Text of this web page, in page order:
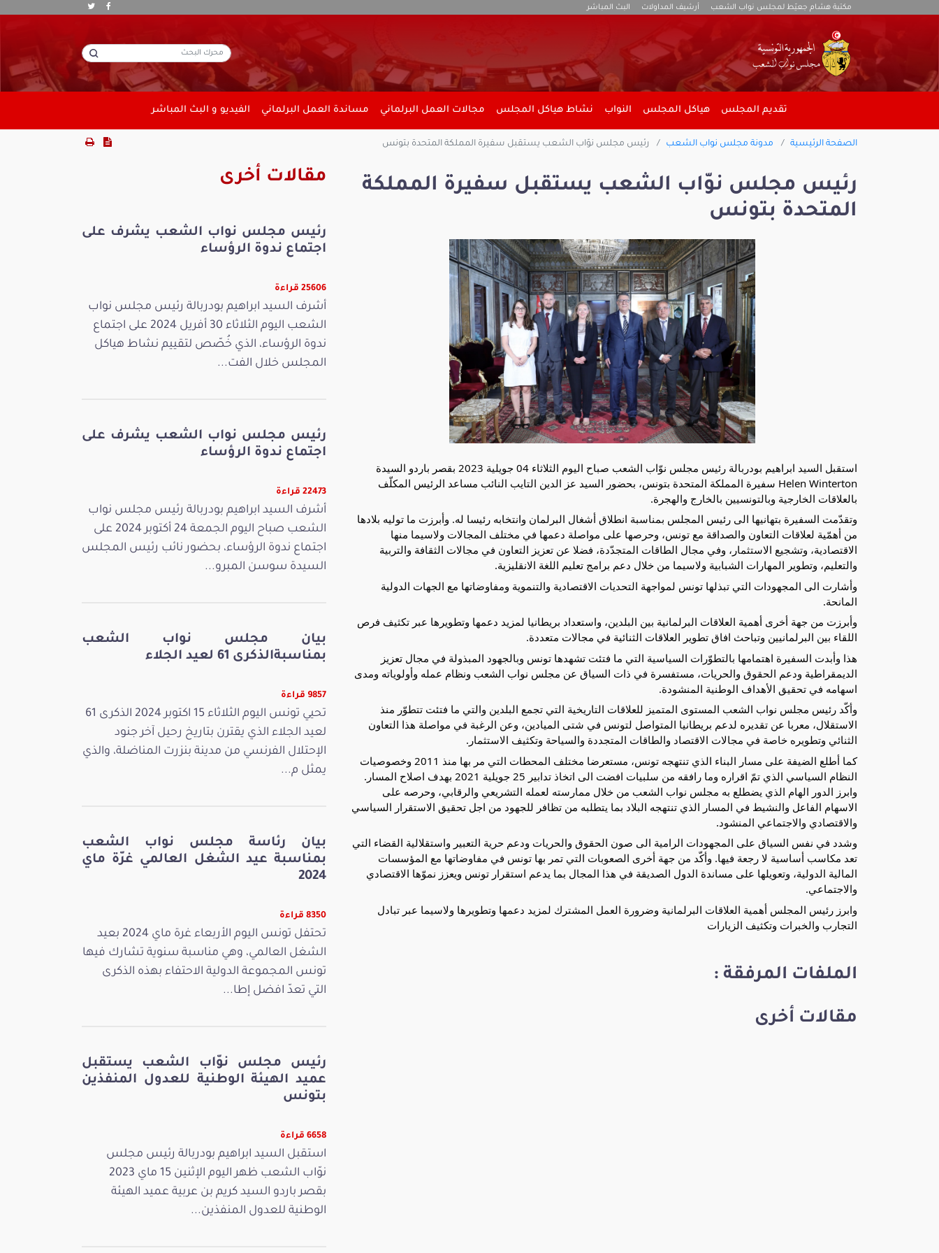
مكتبة هشام جعيّط لمجلس نواب الشعب أرشيف المداولات البث المباشر
تقديم المجلس هياكل المجلس النواب نشاط هياكل المجلس مجالات العمل البرلماني مساندة العمل البرلماني الفيديو و البث المباشر
الصفحة الرئيسية مدونة مجلس نواب الشعب رئيس مجلس نوّاب الشعب يستقبل سفيرة المملكة المتحدة بتونس
رئيس مجلس نوّاب الشعب يستقبل سفيرة المملكة
المتحدة بتونس
استقبل السيد ابراهيم بودربالة رئيس مجلس نوّاب الشعب صباح اليوم الثلاثاء 04 جويلية 2023 بقصر باردو السيدة
Helen Winterton سفيرة المملكة المتحدة بتونس، بحضور السيد عز الدين التايب النائب مساعد الرئيس المكلّف
بالعلاقات الخارجية وبالتونسيين بالخارج والهجرة.
وتقدّمت السفيرة بتهانيها الى رئيس المجلس بمناسبة انطلاق أشغال البرلمان وانتخابه رئيسا له. وأبرزت ما توليه بلادها
من أهمّية لعلاقات التعاون والصداقة مع تونس، وحرصها على مواصلة دعمها في مختلف المجالات ولاسيما منها
الاقتصادية، وتشجيع الاستثمار، وفي مجال الطاقات المتجدّدة، فضلا عن تعزيز التعاون في مجالات الثقافة والتربية
والتعليم، وتطوير المهارات الشبابية ولاسيما من خلال دعم برامج تعليم اللغة الانقليزية.
وأشارت الى المجهودات التي تبذلها تونس لمواجهة التحديات الاقتصادية والتنموية ومفاوضاتها مع الجهات الدولية
المانحة.
وأبرزت من جهة أخرى أهمية العلاقات البرلمانية بين البلدين، واستعداد بريطانيا لمزيد دعمها وتطويرها عبر تكثيف فرص
اللقاء بين البرلمانيين وتباحث افاق تطوير العلاقات الثنائية في مجالات متعددة.
هذا وأبدت السفيرة اهتمامها بالتطوّرات السياسية التي ما فتئت تشهدها تونس وبالجهود المبذولة في مجال تعزيز
الديمقراطية ودعم الحقوق والحريات، مستفسرة في ذات السياق عن مجلس نواب الشعب ونظام عمله وأولوياته ومدى
اسهامه في تحقيق الأهداف الوطنية المنشودة.
وأكّد رئيس مجلس نواب الشعب المستوى المتميز للعلاقات التاريخية التي تجمع البلدين والتي ما فتئت تتطوّر منذ
الاستقلال، معربا عن تقديره لدعم بريطانيا المتواصل لتونس في شتى الميادين، وعن الرغبة في مواصلة هذا التعاون
الثنائي وتطويره خاصة في مجالات الاقتصاد والطاقات المتجددة والسياحة وتكثيف الاستثمار.
كما أطلع الضيفة على مسار البناء الذي تنتهجه تونس، مستعرضا مختلف المحطات التي مر بها منذ 2011 وخصوصيات
النظام السياسي الذي تمّ اقراره وما رافقه من سلبيات افضت الى اتخاذ تدابير 25 جويلية 2021 بهدف اصلاح المسار.
وابرز الدور الهام الذي يضطلع به مجلس نواب الشعب من خلال ممارسته لعمله التشريعي والرقابي، وحرصه على
الاسهام الفاعل والنشيط في المسار الذي تنتهجه البلاد بما يتطلبه من تظافر للجهود من اجل تحقيق الاستقرار السياسي
والاقتصادي والاجتماعي المنشود.
وشدد في نفس السياق على المجهودات الرامية الى صون الحقوق والحريات ودعم حرية التعبير واستقلالية القضاء التي
تعد مكاسب أساسية لا رجعة فيها. وأكّد من جهة أخرى الصعوبات التي تمر بها تونس في مفاوضاتها مع المؤسسات
المالية الدولية، وتعويلها على مساندة الدول الصديقة في هذا المجال بما يدعم استقرار تونس ويعزز نموّها الاقتصادي
والاجتماعي.
وابرز رئيس المجلس أهمية العلاقات البرلمانية وضرورة العمل المشترك لمزيد دعمها وتطويرها ولاسيما عبر تبادل
التجارب والخبرات وتكثيف الزيارات
الملفات المرفقة :
مقالات أخرى
مقالات أخرى
رئيس مجلس نواب الشعب يشرف على
اجتماع ندوة الرؤساء
25606 قراءة
أشرف السيد ابراهيم بودربالة رئيس مجلس نواب
الشعب اليوم الثلاثاء 30 أفريل 2024 على اجتماع
ندوة الرؤساء، الذي خُصّص لتقييم نشاط هياكل
المجلس خلال الفت...
رئيس مجلس نواب الشعب يشرف على
اجتماع ندوة الرؤساء
22473 قراءة
أشرف السيد ابراهيم بودربالة رئيس مجلس نواب
الشعب صباح اليوم الجمعة 24 أكتوبر 2024 على
اجتماع ندوة الرؤساء، بحضور نائب رئيس المجلس
السيدة سوسن المبرو...
بيان مجلس نواب الشعب
بمناسبةالذكرى 61 لعيد الجلاء
9857 قراءة
تحيي تونس اليوم الثلاثاء 15 اكتوبر 2024 الذكرى 61
لعيد الجلاء الذي يقترن بتاريخ رحيل آخر جنود
الإحتلال الفرنسي من مدينة بنزرت المناضلة، والذي
يمثل م...
بيان رئاسة مجلس نواب الشعب
بمناسبة عيد الشغل العالمي غرّة ماي
2024
8350 قراءة
تحتفل تونس اليوم الأربعاء غرة ماي 2024 بعيد
الشغل العالمي، وهي مناسبة سنوية تشارك فيها
تونس المجموعة الدولية الاحتفاء بهذه الذكرى
التي تعدّ افضل إطا...
رئيس مجلس نوّاب الشعب يستقبل
عميد الهيئة الوطنية للعدول المنفذين
بتونس
6658 قراءة
استقبل السيد ابراهيم بودربالة رئيس مجلس
نوّاب الشعب ظهر اليوم الإثنين 15 ماي 2023
بقصر باردو السيد كريم بن عربية عميد الهيئة
الوطنية للعدول المنفذين...